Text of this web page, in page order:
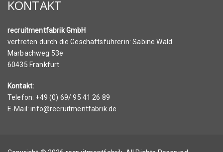
KONTAKT
recruitmentfabrik GmbH
vertreten durch die Geschäftsführerin: Sabine Wald
Marbachweg 53e
60435 Frankfurt
Kontakt:
Telefon: +49 (0) 69/ 95 41 26 89
E-Mail: info@recruitmentfabrik.de